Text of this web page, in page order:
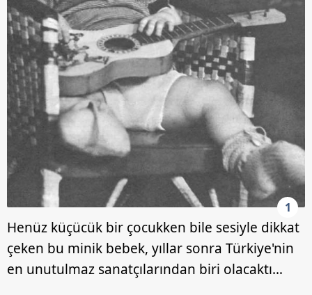
1
Henüz küçücük bir çocukken bile sesiyle dikkat
çeken bu minik bebek, yıllar sonra Türkiye'nin
en unutulmaz sanatçılarından biri olacaktı…